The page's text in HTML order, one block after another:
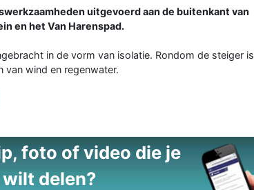
uitgevoerd aan de buitenkant van
en het Van Harenspad.
in de vorm van isolatie. Rondom de steiger is
wind en regenwater.
foto of video die je
delen?